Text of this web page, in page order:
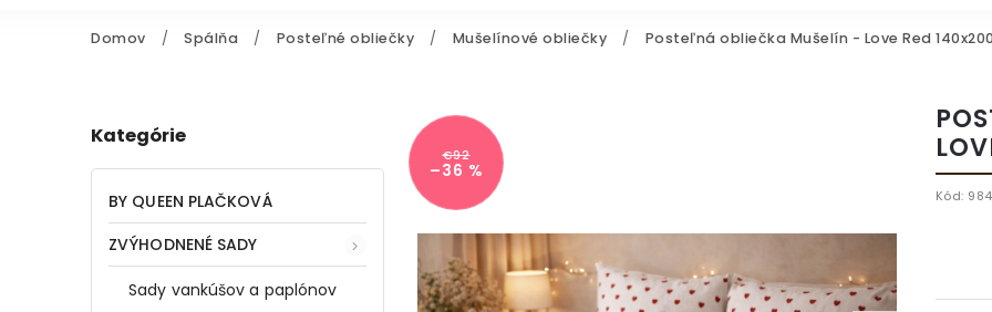
Domov / Spálňa / Posteľné obliečky / Mušelínové obliečky / Posteľná obliečka Mušelín - Love Red
Kategórie
BY QUEEN PLAČKOVÁ
ZVÝHODNENÉ SADY
Sady vankúšov a paplónov
€92
–36 %
Kód: